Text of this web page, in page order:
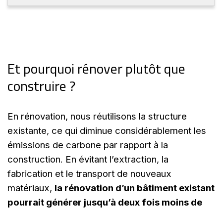
Et pourquoi rénover plutôt que
construire ?
En rénovation, nous réutilisons la structure
existante, ce qui diminue considérablement les
émissions de carbone par rapport à la
construction. En évitant l’extraction, la
fabrication et le transport de nouveaux
matériaux, la rénovation d’un bâtiment existant
pourrait générer jusqu’à deux fois moins de